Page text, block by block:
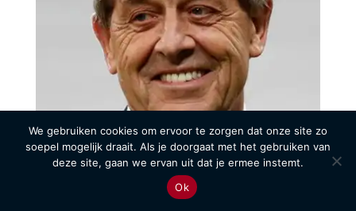
We gebruiken cookies om ervoor te zorgen dat onze site zo
soepel mogelijk draait. Als je doorgaat met het gebruiken van
deze site, gaan we ervan uit dat je ermee instemt.
Ok